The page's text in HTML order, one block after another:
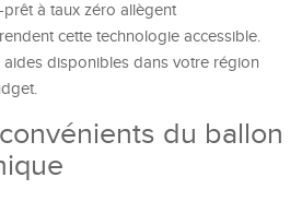
prêt à taux zéro allègent
cette technologie accessible.
aides disponibles dans votre région
du ballon